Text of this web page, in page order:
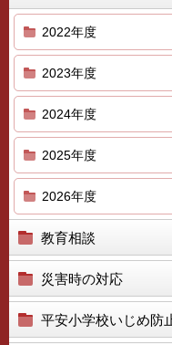
2022年度
2023年度
2024年度
2025年度
2026年度
教育相談
災害時の対応
平安小学校いじめ防